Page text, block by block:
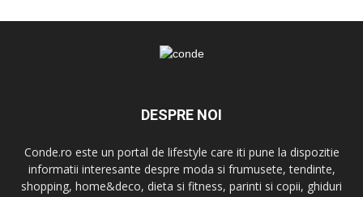
DESPRE NOI
Conde.ro este un portal de lifestyle care iti pune la dispozitie
informatii interesante despre moda si frumusete, tendinte,
shopping, home&deco, dieta si fitness, parinti si copii, ghiduri